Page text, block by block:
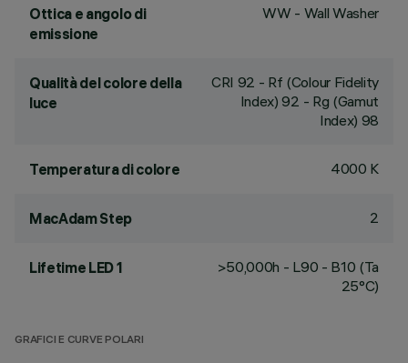
Ottica e angolo di
emissione
WW - Wall Washer
Qualità del colore della
luce
CRI 92 - Rf (Colour Fidelity
Index) 92 - Rg (Gamut
Index) 98
Temperatura di colore 4000 K
MacAdam Step 2
Lifetime LED 1
>50,000h - L90 - B10 (Ta
25°C)
GRAFICI E CURVE POLARI